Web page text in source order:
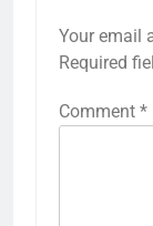
Your email
Required
Comment *